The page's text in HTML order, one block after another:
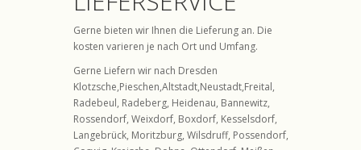
Gerne bieten wir Ihnen die Lieferung an. Die
kosten varieren je nach Ort und Umfang.
Gerne Liefern wir nach Dresden
Klotzsche,Pieschen,Altstadt,Neustadt,Freital,
Radebeul, Radeberg, Heidenau, Bannewitz,
Rossendorf, Weixdorf, Boxdorf, Kesselsdorf,
Langebrück, Moritzburg, Wilsdruff, Possendorf,